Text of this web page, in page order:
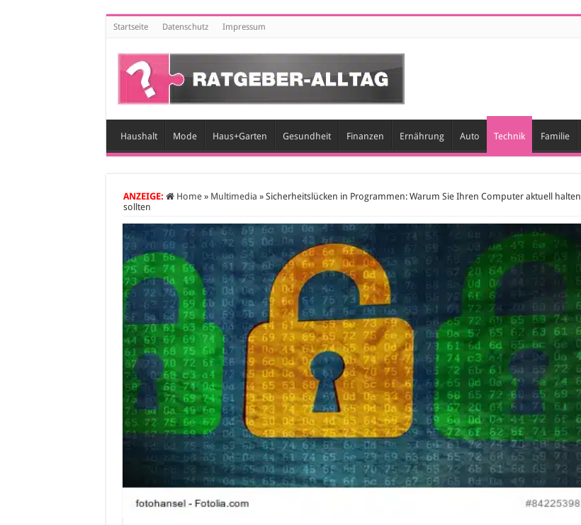
Startseite Datenschutz Impressum
Haushalt Mode Haus+Garten Gesundheit Finanzen Ernährung Auto Technik Familie
ANZEIGE: Home » Multimedia » Sicherheitslücken in Programmen: Warum Sie Ihren Computer aktuell halten
sollten